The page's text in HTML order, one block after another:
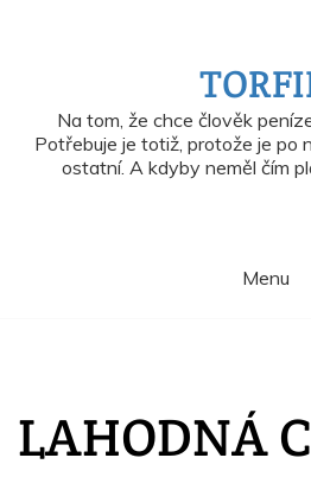
Na tom, že chce člověk
Potřebuje je totiž, protože je po
ostatní. A kdyby neměl čím
Menu
LAHODNÁ